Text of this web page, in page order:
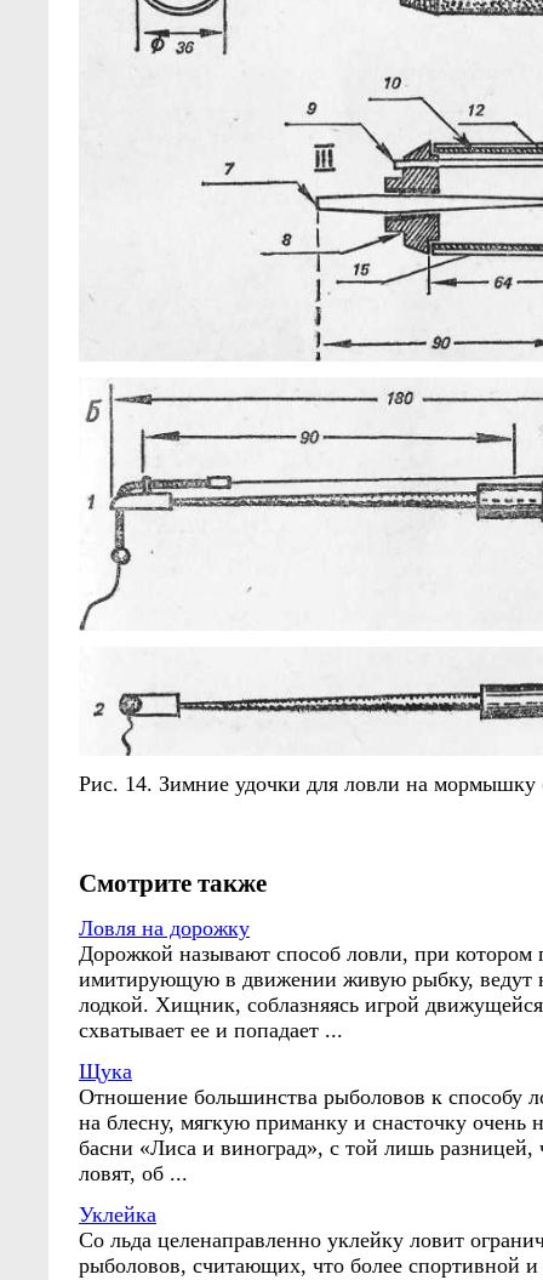
Рис. 14. Зимние удочки для ловли на
Смотрите также
Ловля на дорожку
Дорожкой называют способ ловли, при котором
имитирующую в движении живую рыбку, ведут
лодкой. Хищник, соблазняясь игрой
схватывает ее и попадает ...
Щука
Отношение большинства рыболовов к способу
на блесну, мягкую приманку и снасточку очень
басни «Лиса и виноград», с той лишь разницей,
ловят, об ...
Уклейка
Со льда целенаправленно уклейку ловит
рыболовов, считающих, что более спортивной